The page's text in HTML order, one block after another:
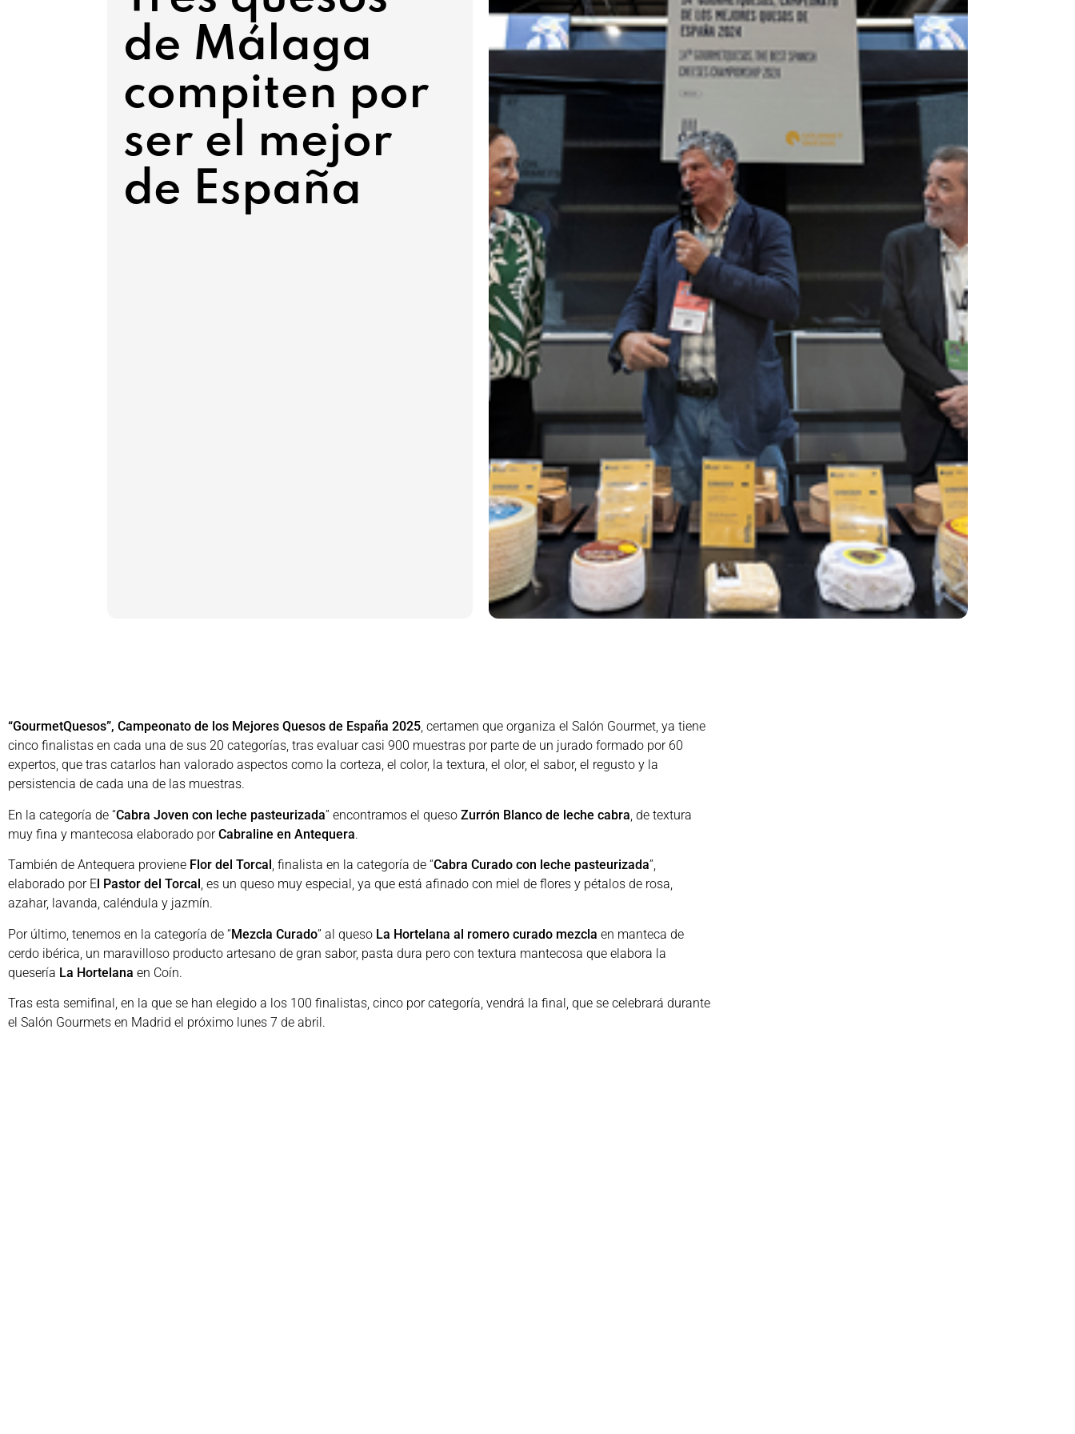
de Málaga
compiten por
ser el mejor
de España
“GourmetQuesos”, Campeonato de los Mejores Quesos de España 2025, certamen que organiza el Salón Gourmet, ya tiene
cinco finalistas en cada una de sus 20 categorías, tras evaluar casi 900 muestras por parte de un jurado formado por 60
expertos, que tras catarlos han valorado aspectos como la corteza, el color, la textura, el olor, el sabor, el regusto y la
persistencia de cada una de las muestras.
En la categoría de “Cabra Joven con leche pasteurizada” encontramos el queso Zurrón Blanco de leche cabra , de textura
muy fina y mantecosa elaborado porCabraline en Antequera.
También de Antequera proviene Flor del Torcal, finalista en la categoría de “Cabra Curado con leche pasteurizada”,
elaborado por El Pastor del Torcal, es un queso muy especial, ya que está afinado con miel de flores y pétalos de rosa,
azahar, lavanda, caléndula y jazmín.
Por último, tenemos en la categoría de “Mezcla Curado” al queso La Hortelana al romero curado mezcla en manteca de
cerdo ibérica, un maravilloso producto artesano de gran sabor, pasta dura pero con textura mantecosa que elabora la
quesería La Hortelana en Coín.
Tras esta semifinal, en la que se han elegido a los 100 finalistas, cinco por categoría, vendrá la final, que se celebrará durante
el Salón Gourmets en Madrid el próximo lunes 7 de abril.